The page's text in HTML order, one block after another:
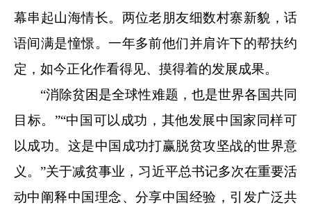
幕串起山海情长。两位老朋友细数村寨新貌，话
语间满是憧憬。一年多前他们并肩许下的帮扶约
定，如今正化作看得见、摸得着的发展成果。
“消除贫困是全球性难题，也是世界各国共同
目标。”“中国可以成功，其他发展中国家同样可
以成功。这是中国成功打赢脱贫攻坚战的世界意
义。”关于减贫事业，习近平总书记多次在重要活
动中阐释中国理念、分享中国经验，引发广泛共